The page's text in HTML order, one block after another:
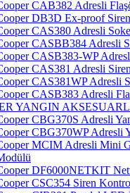
CAB382 Adresli
DB3D Ex-proof Siren
CAS380 Adresli
CASBB384 Adresli
CASB383-WP
CAS381 Adresli Siren
CAS381WP Adresli
CASB383 Adresli
YANGIN
CBG370S Adresli
CBG370WP Adresli
MCIM Adresli Mini
DF6000NETKIT
CSC354 Siren